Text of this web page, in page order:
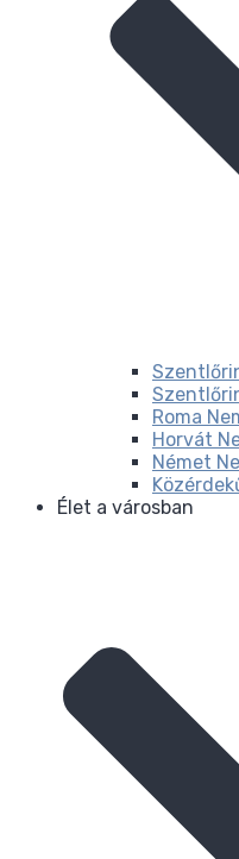
Roma
Horvát
Német
Élet a városban